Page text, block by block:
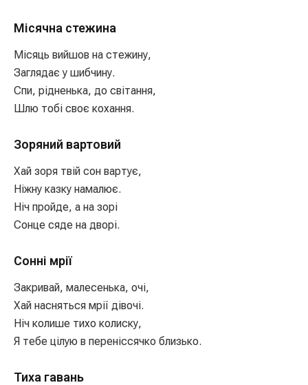
Місячна стежина
Місяць вийшов на стежину,
Заглядає у шибчину.
Спи, рідненька, до світання,
Шлю тобі своє кохання.
Зоряний вартовий
Хай зоря твій сон вартує,
Ніжну казку намалює.
Ніч пройде, а на зорі
Сонце сяде на дворі.
Сонні мрії
Закривай, малесенька, очі,
Хай насняться мрії дівочі.
Ніч колише тихо колиску,
Я тебе цілую в переніссячко близько.
Тиха гавань